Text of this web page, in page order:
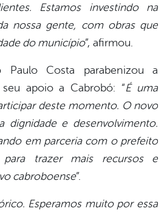
Estamos investindo na
nossa gente, com obras que
do município”, afirmou.
Paulo Costa parabenizou a
apoio a Cabrobó: “É uma
deste momento. O novo
dignidade e desenvolvimento.
em parceria com o prefeito
trazer mais recursos e
cabroboense”.
Esperamos muito por essa